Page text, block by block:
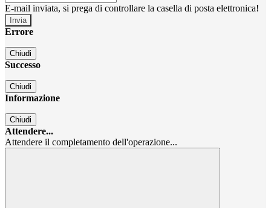
E-mail inviata, si prega di controllare la casella di posta elettronica!
Errore
Chiudi
Successo
Chiudi
Informazione
Chiudi
Attendere...
Attendere il completamento dell'operazione...